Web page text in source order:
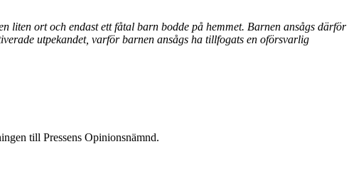
liten ort och endast ett fåtal barn bodde på hemmet. Barnen ansågs därför
utpekandet, varför barnen ansågs ha tillfogats en oförsvarlig
till Pressens Opinionsnämnd.